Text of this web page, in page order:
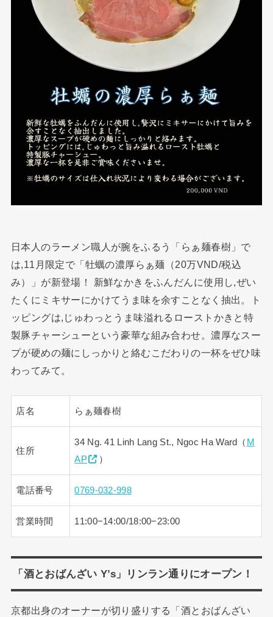
日本人のラーメン職人が腕をふるう「らぁ麺春樹」で
は,11月限定で「牡蠣の濃厚らぁ麺（20万VND/税込
み）」が新登場！ 新鮮なかきをふんだんに使用し,ぜい
たくにミキサーにかけてうま味を余すことなく抽出。ト
ッピングは,じゅわっとうま味溢れるローストかきと特
製豚チャーシューという豪華な組み合わせ。濃厚なスー
プが硬めの麺にしっかりと絡むこだわりの一杯をぜひ味
わってみて。
店名 らぁ麺春樹
住所
34 Ng. 41 Linh Lang St., Ngoc Ha Ward（ M
AP
）
電話番号 0769-032-998
営業時間 11:00−14:00/18:00−23:00
「酒とおばんざい Y’s」リンラン通りにオープン！
京都出身のオーナーが切り盛りする「酒とおばんざい